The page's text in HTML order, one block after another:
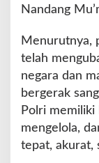
Nandang
Menurutnya,
telah
negara dan
bergerak
Polri memiliki
mengelola,
tepat, akurat,